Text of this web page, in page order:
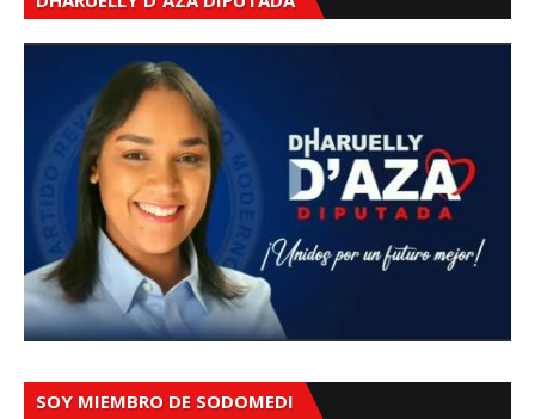
SOY MIEMBRO DE SODOMEDI